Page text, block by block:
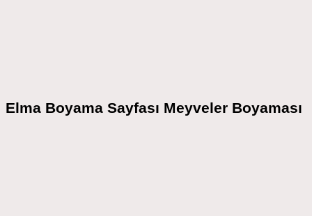
Elma Boyama Sayfası Meyveler Boyaması